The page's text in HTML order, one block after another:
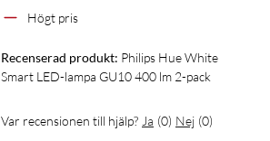
Högt pris
Recenserad produkt: Philips Hue White
Smart LED-lampa GU10 400 lm 2-pack
Var recensionen till hjälp? Ja (0) Nej (0)